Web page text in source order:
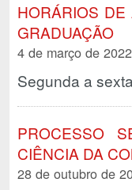
HORÁRIOS DE
GRADUAÇÃO
4 de março de 2022
Segunda a
PROCESSO
CIÊNCIA DA
28 de outubro de